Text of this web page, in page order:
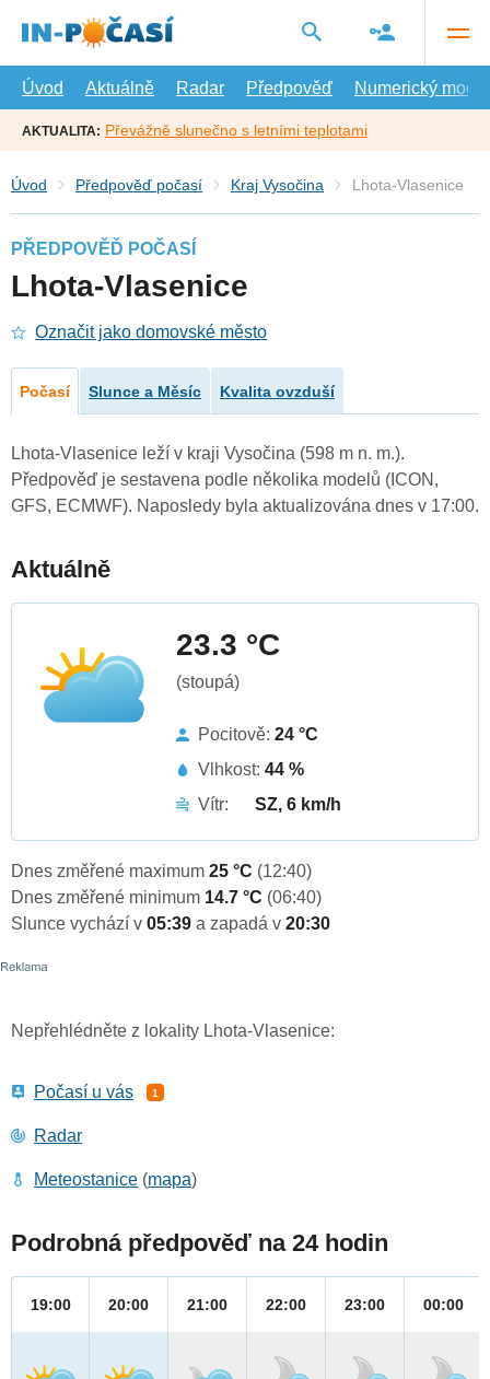
hlavní
Úvod
Aktuálně Radar Předpověď Numerický model
AKTUALITA: Převážně slunečno s letními teplotami
Úvod Předpověď počasí Kraj Vysočina Lhota-Vlasenice
PŘEDPOVĚĎ POČASÍ
Lhota-Vlasenice
Označit jako domovské město
Počasí Slunce a Měsíc Kvalita ovzduší
Lhota-Vlasenice leží v kraji Vysočina (598 m n. m.).
Předpověď je sestavena podle několika modelů (ICON,
GFS, ECMWF). Naposledy byla aktualizována dnes v 17:00.
Aktuálně
23.3 °C
(stoupá)
Pocitově: 24 °C
Vlhkost: 44 %
Vítr:
SZ, 6 km/h
Dnes změřené maximum 25 °C (12:40)
Dnes změřené minimum 14.7 °C (06:40)
Slunce vychází v 05:39 a zapadá v 20:30
Nepřehlédněte z lokality Lhota-Vlasenice:
Počasí u vás 1
Radar
Meteostanice (mapa)
Podrobná předpověď na 24 hodin
19:00 20:00 21:00 22:00 23:00 00:00